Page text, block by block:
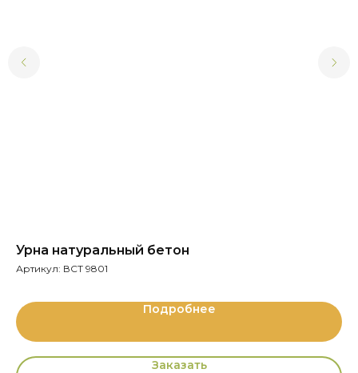
Урна натуральный бетон
Артикул: ВСТ 9801
Подробнее
Заказать